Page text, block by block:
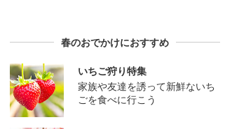
春のおでかけにおすすめ
いちご狩り特集
家族や友達を誘って新鮮ないち
ごを食べに行こう